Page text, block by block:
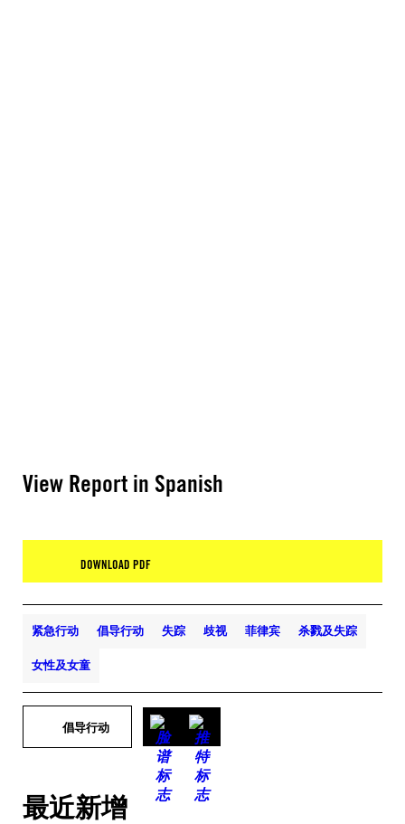
View Report in Spanish
DOWNLOAD PDF
紧急行动 倡导行动 失踪 歧视 菲律宾 杀戮及失踪
女性及女童
倡导行动
最近新增